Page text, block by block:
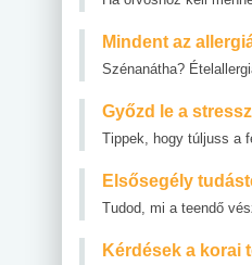
Mindent az
Szénanátha?
Győzd le a
Tippek, hogy túljuss a
Elsősegély
Tudod, mi a teendő
Kérdések a korai